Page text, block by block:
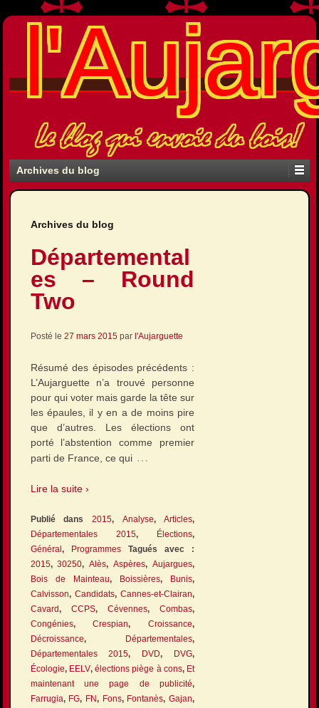
Le blog qui envoie du bois!
Archives du blog
Archives du blog
Départemental
es – Round
Two
Posté le 27 mars 2015par l'Aujarguette
Résumé des épisodes précédents :
L’Aujarguette n’a trouvé personne
pour qui voter mais garde la tête sur
les épaules, il y en a de moins pire
que d’autres. Les élections ont
porté l’abstention comme premier
parti de France, ce qui …
Lire la suite ›
Publié dans 2015, Analyse,Articles,
Départementales 2015, Élections,
Général , ProgrammesTagués avec :
2015,30250,Alès,Aspères,Aujargues,
Bois de Mainteau, Boissières, Bunis,
Calvisson, Candidats,Cannes-et-Clairan,
Cavard, CCPS, Cévennes,Combas,
Congénies,Crespian,Croissance,
Décroissance, Départementales,
Départementales 2015, DVD, DVG,
Écologie, EELV,élections piège à cons, Et
maintenant une page de publicité,
Farrugia, FG, FN, Fons, Fontanès,Gajan,